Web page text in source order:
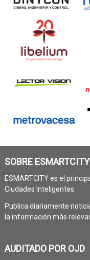
SOBRE ESMARTCITY
ESMARTCITY es el
Ciudades Inteligentes.
Publica diariamente
la información más
AUDITADO POR OJD